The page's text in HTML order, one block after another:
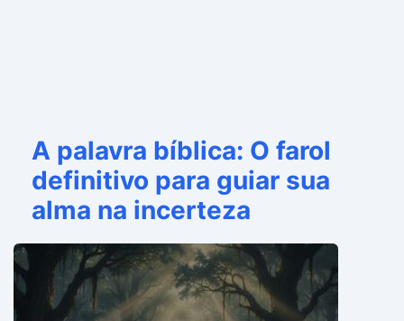
A palavra bíblica: O farol
definitivo para guiar sua
alma na incerteza